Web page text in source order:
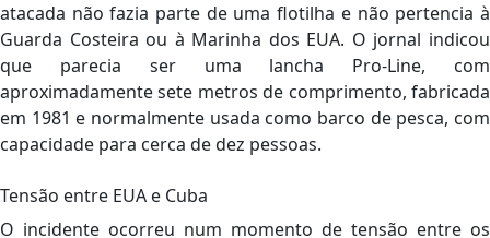
atacada não fazia parte de uma flotilha e não pertencia à
Guarda Costeira ou à Marinha dos EUA. O jornal indicou
que parecia ser uma lancha Pro-Line, com
aproximadamente sete metros de comprimento, fabricada
em 1981 e normalmente usada como barco de pesca, com
capacidade para cerca de dez pessoas.
Tensão entre EUA e Cuba
O incidente ocorreu num momento de tensão entre os